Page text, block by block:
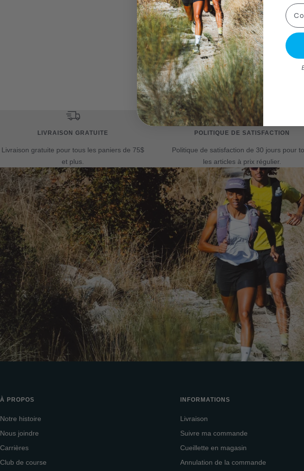
Tissu écologique
Le coupe-vent est fabriqué en polyester recyclé. Il
matériaux durables dans nos produits et d'atteindre
polyester recyclé n'est pas seulement écologique, il
exceptionnels.
LIVRAISON GRATUITE
Livraison gratuite pour tous les paniers de 75$
et plus.
POLITIQUE DE SATISFACTION
Politique de satisfaction de 30 jours pour
les articles à prix régulier.
À PROPOS
Notre histoire
Nous joindre
Carrières
Club de course
INFORMATIONS
Livraison
Suivre ma commande
Cueillette en magasin
Annulation de la commande